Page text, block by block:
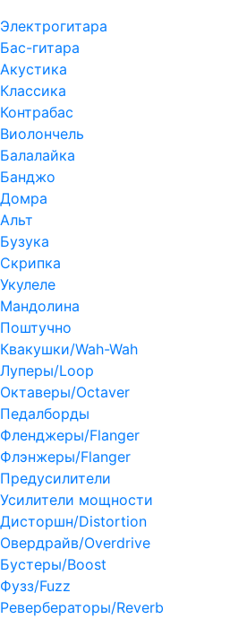
Электрогитара
Бас-гитара
Акустика
Классика
Контрабас
Виолончель
Балалайка
Банджо
Домра
Альт
Бузука
Скрипка
Укулеле
Мандолина
Поштучно
Квакушки/Wah-Wah
Луперы/Loop
Октаверы/Octaver
Педалборды
Фленджеры/Flanger
Флэнжеры/Flanger
Предусилители
Усилители мощности
Дисторшн/Distortion
Овердрайв/Overdrive
Бустеры/Boost
Фузз/Fuzz
Ревербераторы/Reverb